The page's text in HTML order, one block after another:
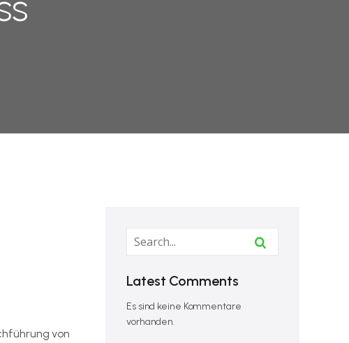
von
Latest Comments
Es sind keine Kommentare
vorhanden.